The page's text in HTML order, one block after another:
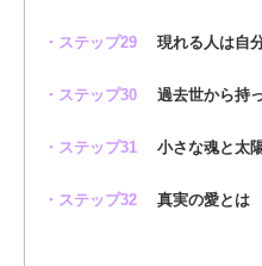
・ステップ29 現れる人は自
・ステップ30 過去世から持
・ステップ31 小さな魂と太
・ステップ32 真実の愛とは